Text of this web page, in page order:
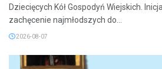
Dziecięcych Kół Gospodyń Wiejskich.
zachęcenie najmłodszych do...
2026-08-07